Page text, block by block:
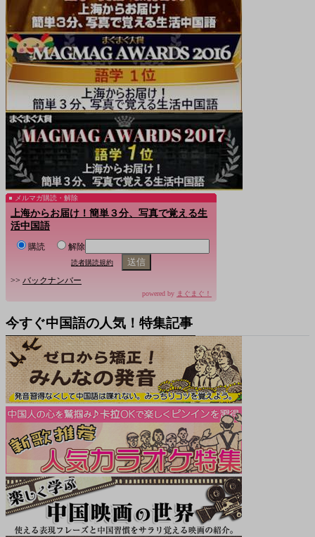
メルマガ購読・解除
上海からお届け！簡単３分、写真で覚える生
活中国語
購読 解除
読者購読規約
>> バックナンバー
powered by まぐまぐ！
今すぐ中国語の人気！特集記事